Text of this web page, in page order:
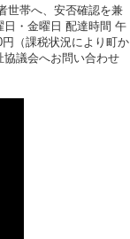
世帯へ、安否確認を兼
・金曜日 配達時間 午
（課税状況により町か
協議会へお問い合わせ